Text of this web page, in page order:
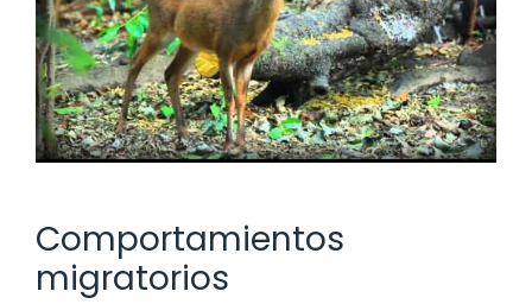
Comportamientos
migratorios